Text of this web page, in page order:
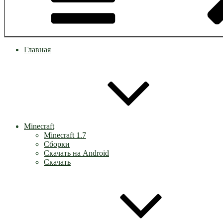
Главная
Minecraft
Minecraft 1.7
Сборки
Скачать на Android
Скачать